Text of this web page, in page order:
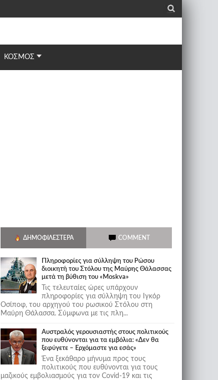
_
ΚΟΣΜΟΣ
ΔΗΜΟΦΙΛΈΣΤΕΡΑ COMMENT
Πληροφορίες για σύλληψη του Ρώσου
διοικητή του Στόλου της Mαύρης Θάλασσας
μετά τη βύθιση του «Moskva»
Τις τελευταίες ώρες υπάρχουν
πληροφορίες για σύλληψη του Ιγκόρ
Οσίποφ, του αρχηγού του ρωσικού Στόλου στη
Μαύρη Θάλασσα. Σύμφωνα με τις πλη...
Αυστραλός γερουσιαστής στους πολιτικούς
που ευθύνονται για τα εμβόλια: «Δεν θα
ξεφύγετε – Ερχόμαστε για εσάς»
Ένα ξεκάθαρο μήνυμα προς τους
πολιτικούς που ευθύνονται για τους
μαζικούς εμβολιασμούς για τον Covid-19 και τις